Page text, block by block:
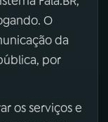
O
da
por
os serviços e